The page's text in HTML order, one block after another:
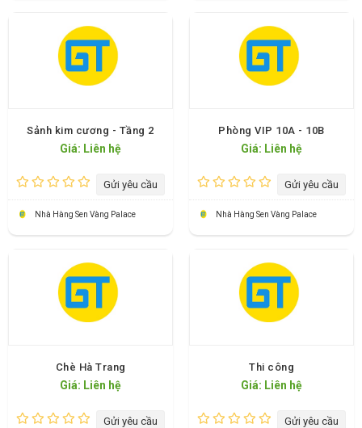
Sảnh kim cương - Tầng 2
Giá: Liên hệ
Gửi yêu cầu
Nhà Hàng Sen Vàng Palace
Phòng VIP 10A - 10B
Giá: Liên hệ
Gửi yêu cầu
Nhà Hàng Sen Vàng Palace
Chè Hà Trang
Giá: Liên hệ
Gửi yêu cầu
Thi công
Giá: Liên hệ
Gửi yêu cầu